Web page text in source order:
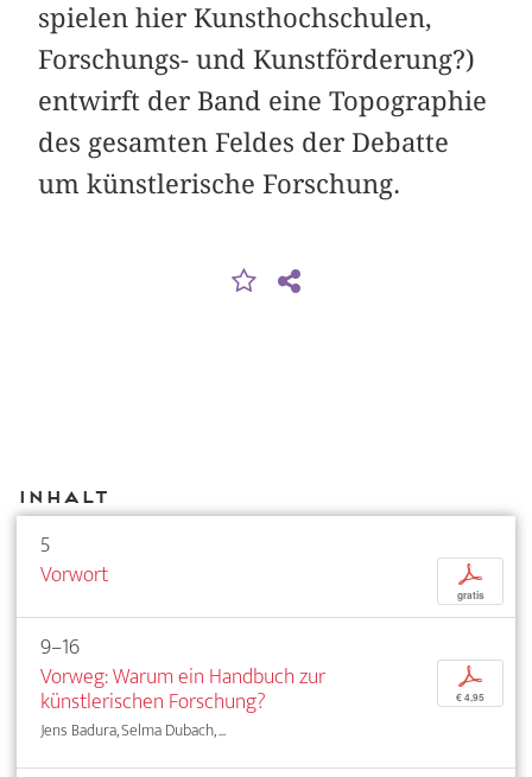
spielen hier Kunsthochschulen,
Forschungs- und Kunstförderung?)
entwirft der Band eine Topographie
des gesamten Feldes der Debatte
um künstlerische Forschung.
Inhalt
5
Vorwort
p
gratis
9–16
Vorweg: Warum ein Handbuch zur
künstlerischen Forschung?
Jens Badura, Selma Dubach, ...
p
€ 4,95